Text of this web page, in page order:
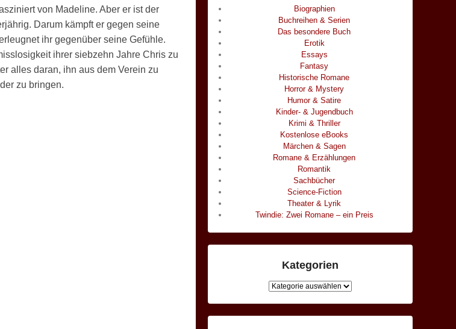
von Madeline. Aber er ist der
Darum kämpft er gegen seine
ihr gegenüber seine Gefühle.
ihrer siebzehn Jahre Chris zu
alles daran, ihn aus dem Verein zu
zu bringen.
Biographien
Buchreihen & Serien
Das besondere Buch
Erotik
Essays
Fantasy
Historische Romane
Horror & Mystery
Humor & Satire
Kinder- & Jugendbuch
Krimi & Thriller
Kostenlose eBooks
Märchen & Sagen
Romane & Erzählungen
Romantik
Sachbücher
Science-Fiction
Theater & Lyrik
Twindie: Zwei Romane – ein Preis
Kategorien
Kategorien